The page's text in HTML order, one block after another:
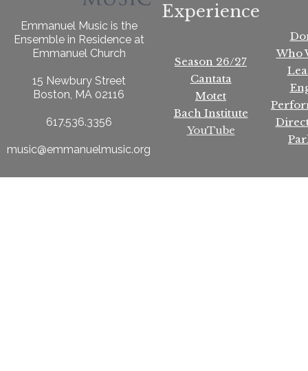
Emmanuel Music is the
Ensemble in Residence at
Emmanuel Church
15 Newbury Street
Boston, MA 02116
617.536.3356
music@emmanuelmusic.org
Experience
Season 26/27
Cantata
Motet
Bach Institute
YouTube
Who